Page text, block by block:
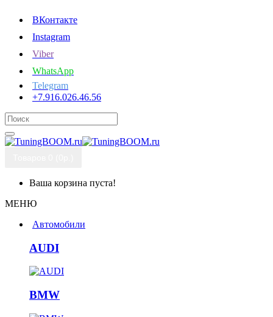
ВКонтакте
Instagram
Viber
WhatsApp
Telegram
+7.916.026.46.56
Ваша корзина пуста!
МЕНЮ
Автомобили
AUDI
BMW